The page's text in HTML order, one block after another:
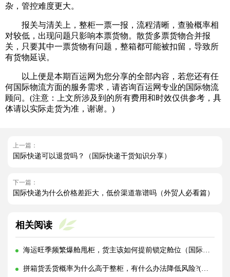
杂，管控难度更大。
报关与清关上，整柜一票一报，流程清晰，查验概率相
对较低，出现问题只影响本票货物。散货多票货物合并报
关，只要其中一票货物有问题，整箱都可能被扣留，导致所
有货物延误。
以上便是本期百运网为您分享的全部内容，若您还有任
何国际物流方面的服务需求，请咨询百运网专业的国际物流
顾问。(注意：上文所涉及到的所有费用和时效仅供参考，具
体请以实际走货为准，谢谢。)
上一篇：
国际快递可以退货吗？（国际快递干货知识分享）
下一篇：
国际快递为什么价格差距大，低价渠道靠谱吗（外贸人必看篇）
相关阅读
海运旺季频繁爆舱甩柜，货主该如何提前锁定舱位（国际海运干货知识分享）
拼箱货丢货概率为什么高于整柜，有什么办法降低风险?(国际海运干货知识分享)